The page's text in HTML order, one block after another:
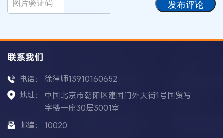
发布评论
联系我们
电话： 徐律师13910160652
地址：
中国北京市朝阳区建国门外大街1号国贸写
字楼一座30层3001室
邮编： 10020